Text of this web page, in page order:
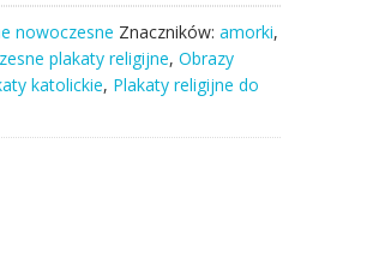
nowoczesne Znaczników: amorki,
plakaty religijne, Obrazy
katolickie, Plakaty religijne do